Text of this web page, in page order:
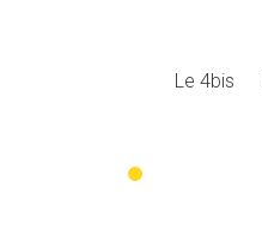
Le 4bis